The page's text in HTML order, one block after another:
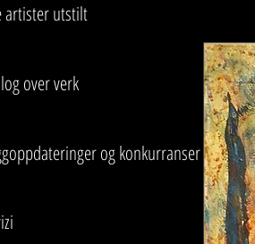
artister utstilt
over verk
og konkurranser